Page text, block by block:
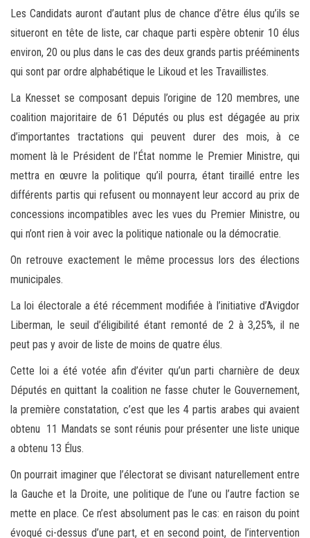
Les Candidats auront d’autant plus de chance d’être élus qu’ils se
situeront en tête de liste, car chaque parti espère obtenir 10 élus
environ, 20 ou plus dans le cas des deux grands partis prééminents
qui sont par ordre alphabétique le Likoud et les Travaillistes.
La Knesset se composant depuis l’origine de 120 membres, une
coalition majoritaire de 61 Députés ou plus est dégagée au prix
d’importantes tractations qui peuvent durer des mois, à ce
moment là le Président de l’État nomme le Premier Ministre, qui
mettra en œuvre la politique qu’il pourra, étant tiraillé entre les
différents partis qui refusent ou monnayent leur accord au prix de
concessions incompatibles avec les vues du Premier Ministre, ou
qui n’ont rien à voir avec la politique nationale ou la démocratie.
On retrouve exactement le même processus lors des élections
municipales.
La loi électorale a été récemment modifiée à l’initiative d’Avigdor
Liberman, le seuil d’éligibilité étant remonté de 2 à 3,25%, il ne
peut pas y avoir de liste de moins de quatre élus.
Cette loi a été votée afin d’éviter qu’un parti charnière de deux
Députés en quittant la coalition ne fasse chuter le Gouvernement,
la première constatation, c’est que les 4 partis arabes qui avaient
obtenu 11 Mandats se sont réunis pour présenter une liste unique
a obtenu 13 Élus.
On pourrait imaginer que l’électorat se divisant naturellement entre
la Gauche et la Droite, une politique de l’une ou l’autre faction se
mette en place. Ce n’est absolument pas le cas: en raison du point
évoqué ci-dessus d’une part, et en second point, de l’intervention